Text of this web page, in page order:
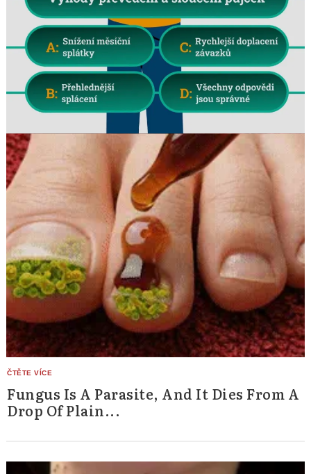
Fungus Is A Parasite, And It Dies From A
Drop Of Plain...